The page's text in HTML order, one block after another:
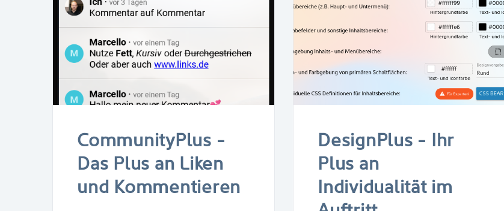
CommunityPlus -
Das Plus an Liken
und Kommentieren
DesignPlus - Ihr
Plus an
Individualität im